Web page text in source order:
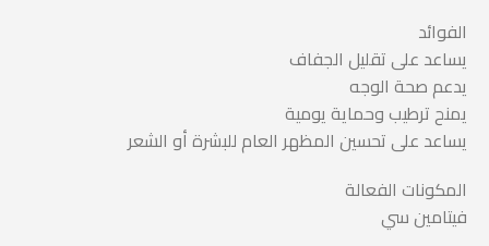
الفوائد
يساعد على تقليل الجفاف
يدعم صحة الوجه
يمنح ترطيب وحماية يومية
يساعد على تحسين المظهر العام للبشرة أو الشعر
المكونات الفعالة
فيتامين سي